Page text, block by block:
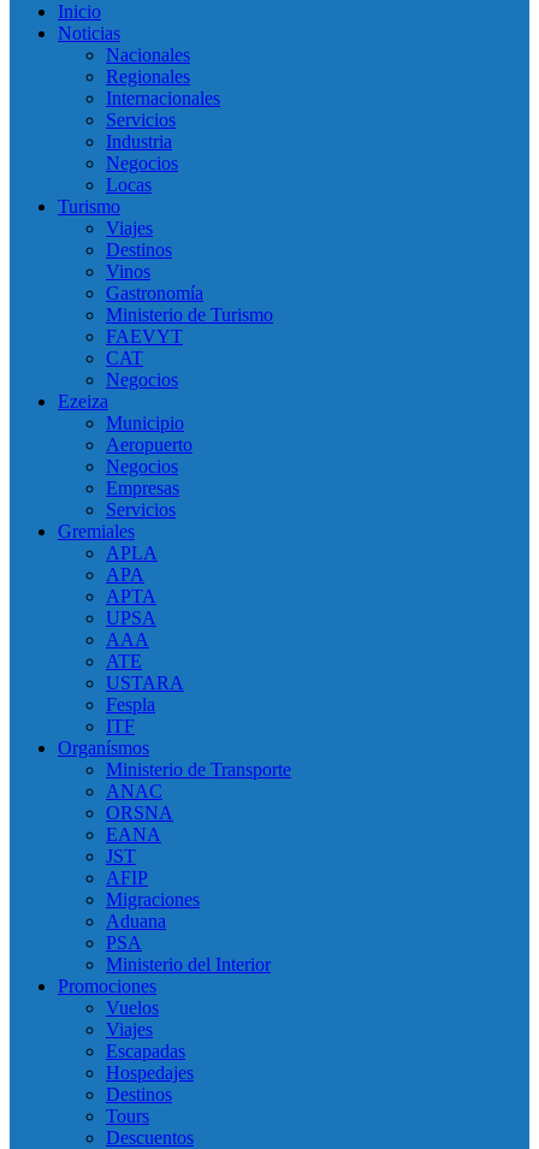
Inicio
Noticias
Nacionales
Regionales
Internacionales
Servicios
Industria
Negocios
Locas
Turismo
Viajes
Destinos
Vinos
Gastronomía
Ministerio de Turismo
FAEVYT
CAT
Negocios
Ezeiza
Municipio
Aeropuerto
Negocios
Empresas
Servicios
Gremiales
APLA
APA
APTA
UPSA
AAA
ATE
USTARA
Fespla
ITF
Organísmos
Ministerio de Transporte
ANAC
ORSNA
EANA
JST
AFIP
Migraciones
Aduana
PSA
Ministerio del Interior
Promociones
Vuelos
Viajes
Escapadas
Hospedajes
Destinos
Tours
Descuentos